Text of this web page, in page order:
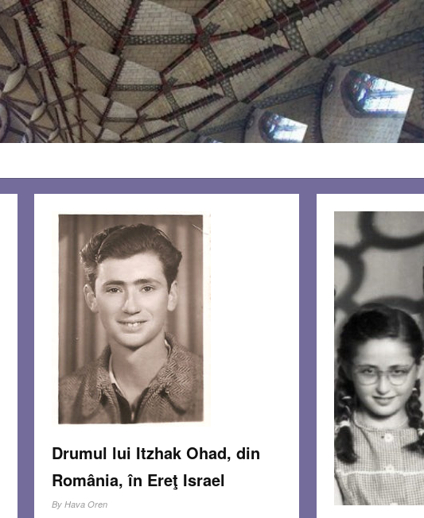
Drumul lui Itzhak Ohad, din
România, în Ereţ Israel
By Hava Oren